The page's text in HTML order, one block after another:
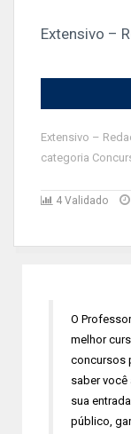
Extensivo –
Extensivo –
categoria
4 Validado
O
melhor
concursos
saber você
sua
público,